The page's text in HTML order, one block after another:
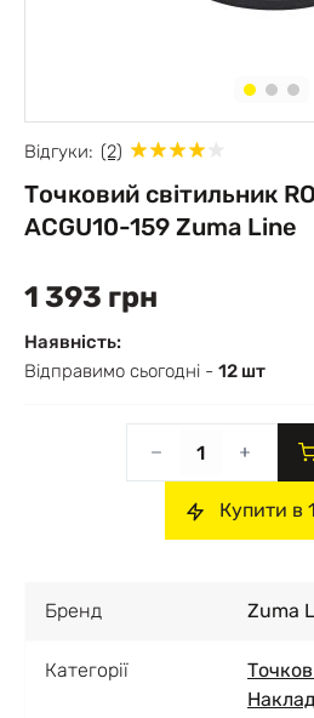
Відгуки: (2)
Точковий світильник
ACGU10-159 Zuma Line
1 393 грн
Наявність:
Відправимо сьогодні - 12 шт
Купити в
Бренд Zuma
Категорії